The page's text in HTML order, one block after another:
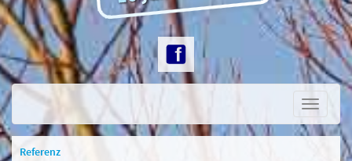
Toggle
Referenz